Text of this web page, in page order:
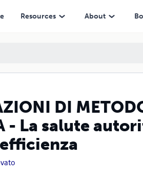
Resources About
DI
- La salute
Dal mito dell’efficacia al rito dell’efficienza